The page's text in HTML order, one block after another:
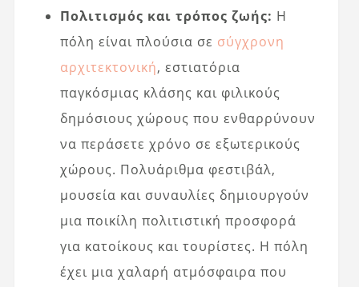
Πολιτισμός και τρόπος ζωής: Η
πόλη είναι πλούσια σε σύγχρονη
αρχιτεκτονική, εστιατόρια
παγκόσμιας κλάσης και φιλικούς
δημόσιους χώρους που ενθαρρύνουν
να περάσετε χρόνο σε εξωτερικούς
χώρους. Πολυάριθμα φεστιβάλ,
μουσεία και συναυλίες δημιουργούν
μια ποικίλη πολιτιστική προσφορά
για κατοίκους και τουρίστες. Η πόλη
έχει μια χαλαρή ατμόσφαιρα που